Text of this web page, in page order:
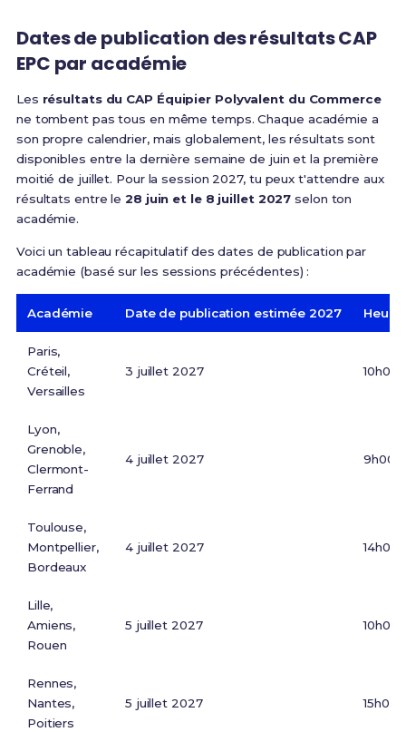
Dates de publication des résultats CAP
EPC par académie
Les résultats du CAP Équipier Polyvalent du Commerce
ne tombent pas tous en même temps. Chaque académie a
son propre calendrier, mais globalement, les résultats sont
disponibles entre la dernière semaine de juin et la première
moitié de juillet. Pour la session 2027, tu peux t'attendre aux
résultats entre le28 juin et le 8 juillet 2027 selon ton
académie.
Voici un tableau récapitulatif des dates de publication par
académie (basé sur les sessions précédentes) :
Académie Date de publication estimée 2027
Paris,
Créteil,
Versailles
3 juillet 2027 10h00
Lyon,
Grenoble,
Clermont-
Ferrand
4 juillet 2027 9h00
Toulouse,
Montpellier,
Bordeaux
4 juillet 2027 14h00
Lille,
Amiens,
Rouen
5 juillet 2027 10h00
Rennes,
Nantes,
Poitiers
5 juillet 2027 15h00